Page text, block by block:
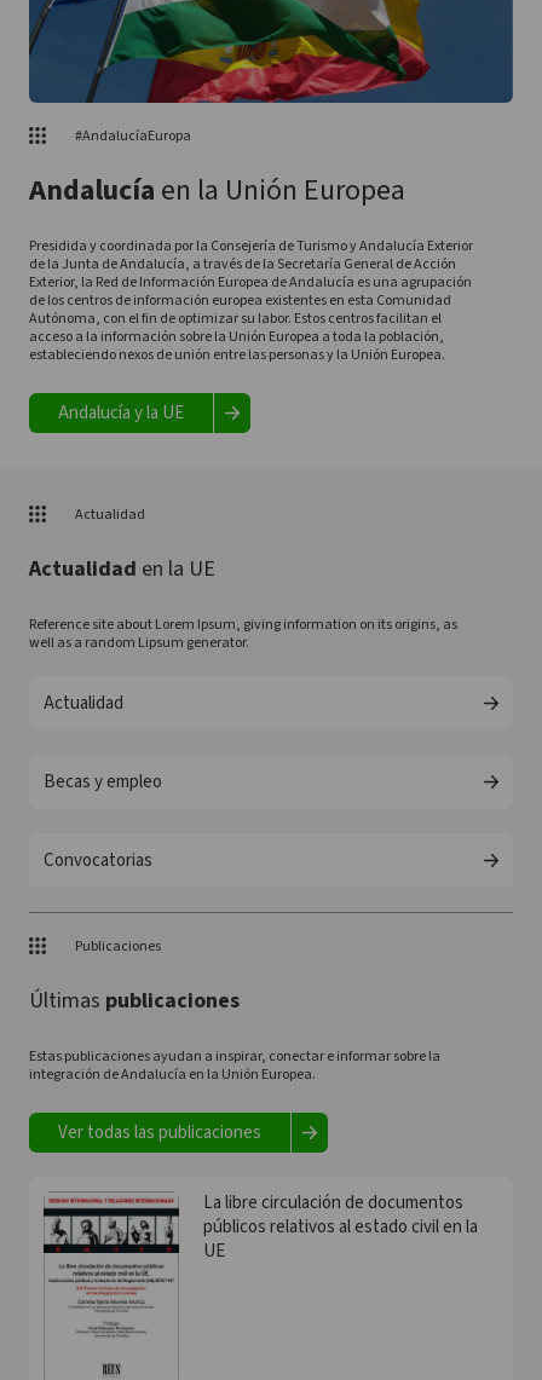
#AndalucíaEuropa
Andalucía en la Unión Europea
Presidida y coordinada por la Consejería de Turismo y Andalucía Exterior
de la Junta de Andalucía, a través de la Secretaría General de Acción
Exterior, la Red de Información Europea de Andalucía es una agrupación
de los centros de información europea existentes en esta Comunidad
Autónoma, con el fin de optimizar su labor. Estos centros facilitan el
acceso a la información sobre la Unión Europea a toda la población,
estableciendo nexos de unión entre las personas y la Unión Europea.
Andalucía y la UE
Actualidad
Actualidad en la UE
Reference site about Lorem Ipsum, giving information on its origins, as
well as a random Lipsum generator.
Actualidad
Becas y empleo
Convocatorias
Publicaciones
Últimas publicaciones
Estas publicaciones ayudan a inspirar, conectar e informar sobre la
integración de Andalucía en la Unión Europea.
Ver todas las publicaciones
La libre circulación de documentos
públicos relativos al estado civil en la
UE